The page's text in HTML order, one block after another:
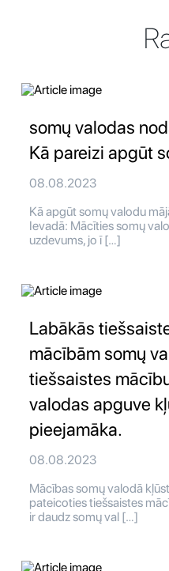
somų valodas
Kā pareizi apgūt
08.08.2023
Kā apgūt somų valodu
Ievadā: Mācīties somų
uzdevums, jo ī […]
Labākās
mācībām somų
tiešsaistes
valodas apguve
pieejamāka.
08.08.2023
Mācības somų valodā
pateicoties tiešsaistes
ir daudz somų val […]